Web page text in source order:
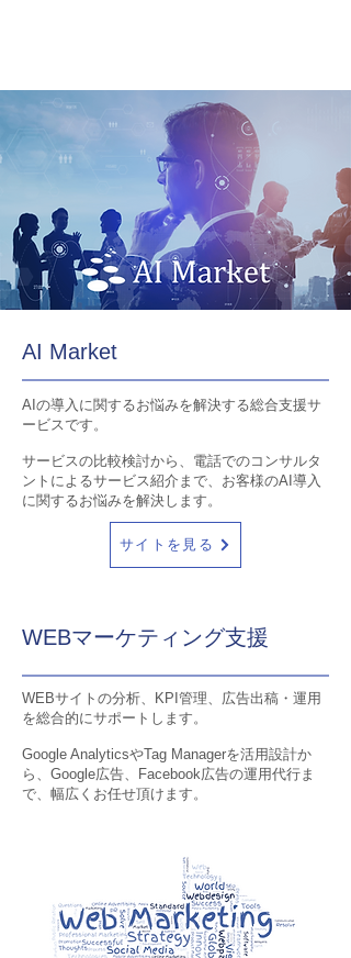
AI Market
AIの導入に関するお悩みを解決する総合支援サ
ービスです。
サービスの比較検討から、電話でのコンサルタ
ントによるサービス紹介まで、お客様のAI導入
に関するお悩みを解決します。
サイトを見る
WEBマーケティング支援
WEBサイトの分析、KPI管理、広告出稿・運用
を総合的にサポートします。
Google AnalyticsやTag Managerを活用設計か
ら、Google広告、Facebook広告の運用代行ま
で、幅広くお任せ頂けます。